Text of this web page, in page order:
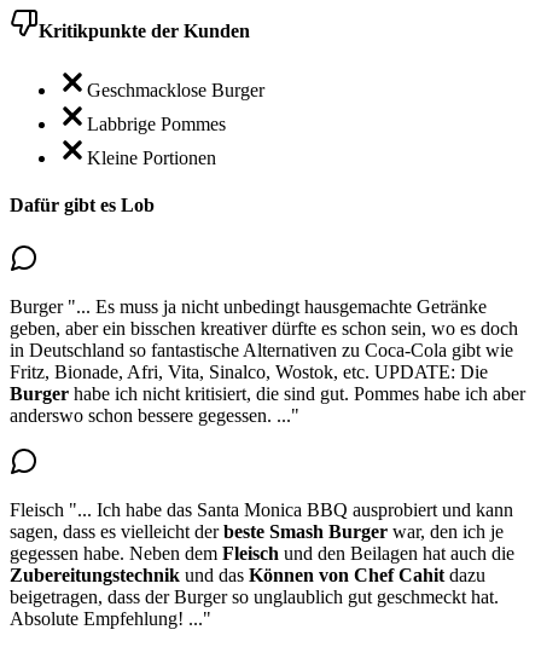
Kritikpunkte der Kunden
Geschmacklose Burger
Labbrige Pommes
Kleine Portionen
Dafür gibt es Lob
Burger "... Es muss ja nicht unbedingt hausgemachte Getränke
geben, aber ein bisschen kreativer dürfte es schon sein, wo es doch
in Deutschland so fantastische Alternativen zu Coca-Cola gibt wie
Fritz, Bionade, Afri, Vita, Sinalco, Wostok, etc. UPDATE: Die
Burger habe ich nicht kritisiert, die sind gut. Pommes habe ich aber
anderswo schon bessere gegessen. ..."
Fleisch "... Ich habe das Santa Monica BBQ ausprobiert und kann
sagen, dass es vielleicht derbeste Smash Burger war, den ich je
gegessen habe. Neben dem Fleisch und den Beilagen hat auch die
Zubereitungstechnik und das Können von Chef Cahit dazu
beigetragen, dass der Burger so unglaublich gut geschmeckt hat.
Absolute Empfehlung! ..."